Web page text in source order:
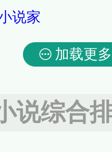
说家
加载更多
说综合